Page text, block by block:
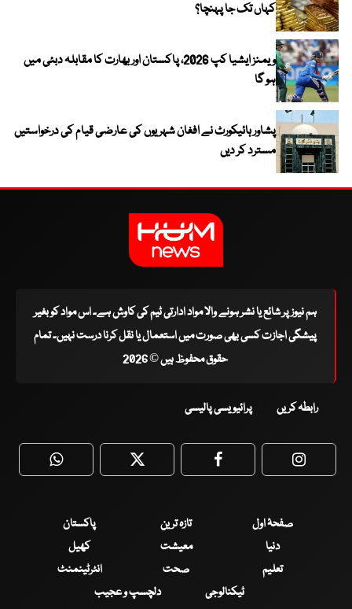
کہاں تک جا پہنچا؟
ویمنز ایشیا کپ 2026، پاکستان اور بھارت کا مقابلہ دبئی میں
ہو گا
پشاور ہائیکورٹ نے افغان شہریوں کی عارضی قیام کی درخواستیں
مسترد کر دیں
ہم نیوز پر شائع یا نشر ہونے والا مواد ادارتی ٹیم کی کاوش ہے۔ اس مواد کو بغیر
پیشگی اجازت کسی بھی صورت میں استعمال یا نقل کرنا درست نہیں۔ تمام
حقوق محفوظ ہیں © 2026
رابطہ کریں پرائیویسی پالیسی
WhatsApp Twitter Facebook
صفحۂ اول تازہ ترین
پاکستان
دنیا
معیشت
کھیل
تعلیم
صحت
انٹرٹینمنٹ
ٹیکنالوجی
دلچسپ و عجیب